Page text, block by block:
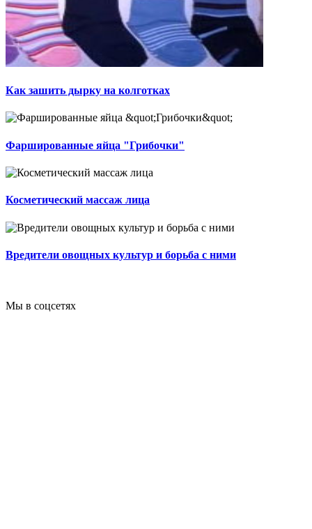
Как зашить дырку на колготках
Фаршированные яйца "Грибочки"
Косметический массаж лица
Вредители овощных культур и борьба с ними
Мы в соцсетях